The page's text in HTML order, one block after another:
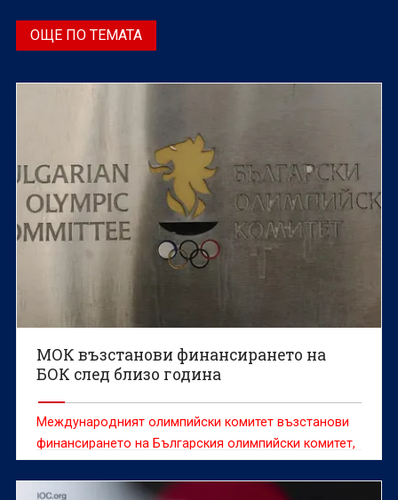
ОЩЕ ПО ТЕМАТА
МОК възстанови финансирането на
БОК след близо година
Международният олимпийски комитет възстанови
финансирането на Българския олимпийски комитет,
което беше замразено близо една година.